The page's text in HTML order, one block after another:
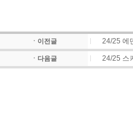
ㆍ이전글 24/25 에
ㆍ다음글 24/25 스